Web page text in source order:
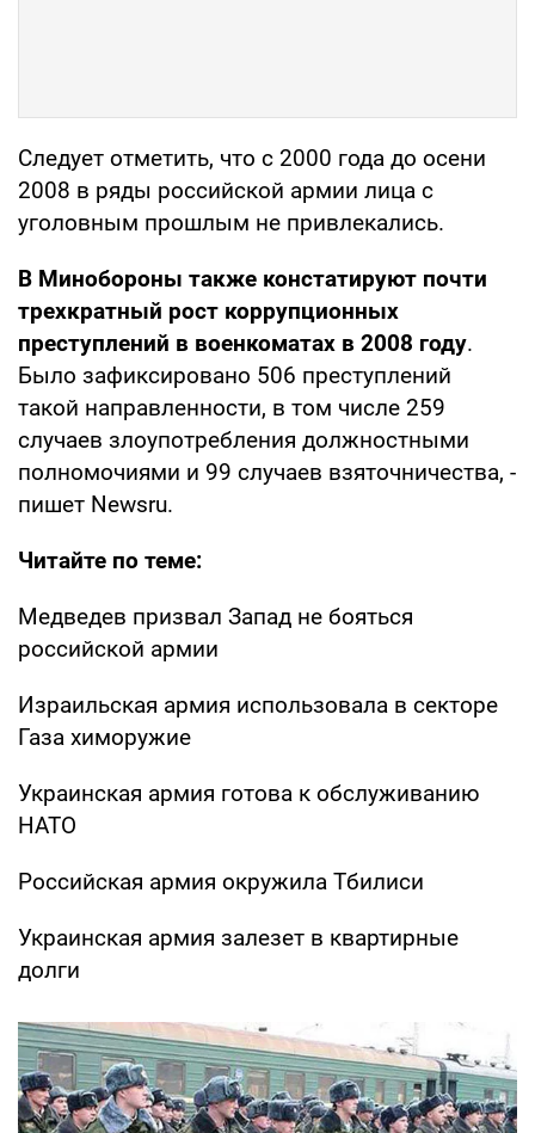
Следует отметить, что с 2000 года до осени
2008 в ряды российской армии лица с
уголовным прошлым не привлекались.
В Минобороны также констатируют почти
трехкратный рост коррупционных
преступлений в военкоматах в 2008 году.
Было зафиксировано 506 преступлений
такой направленности, в том числе 259
случаев злоупотребления должностными
полномочиями и 99 случаев взяточничества, -
пишет Newsru.
Читайте по теме:
Медведев призвал Запад не бояться
российской армии
Израильская армия использовала в секторе
Газа химоружие
Украинская армия готова к обслуживанию
НАТО
Российская армия окружила Тбилиси
Украинская армия залезет в квартирные
долги